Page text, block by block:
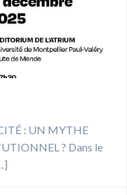
: UN MYTHE
? Dans le